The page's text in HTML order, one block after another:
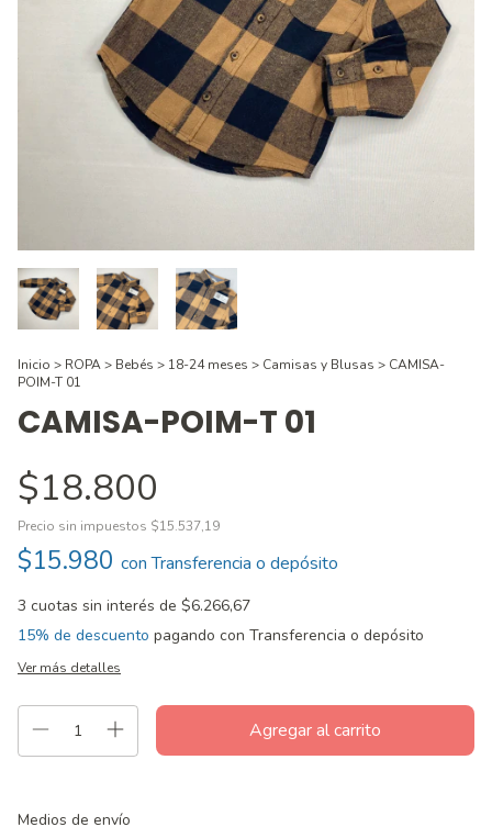
Inicio > ROPA> Bebés > 18-24 meses > Camisas y Blusas > CAMISA-
POIM-T 01
CAMISA-POIM-T 01
$18.800
Precio sin impuestos $15.537,19
$15.980 con Transferencia o depósito
3 cuotas sin interés de $6.266,67
15% de descuento pagando con Transferencia o depósito
Ver más detalles
Entregas para el CP:
Medios de envío